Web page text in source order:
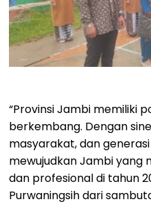
“Provinsi Jambi memiliki
berkembang. Dengan
masyarakat, dan
mewujudkan Jambi yang
dan profesional di tahun
Purwaningsih dari